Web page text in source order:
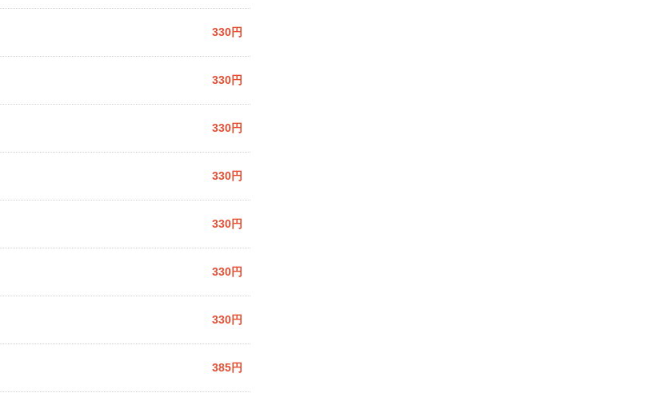
330円
330円
330円
330円
330円
330円
330円
385円